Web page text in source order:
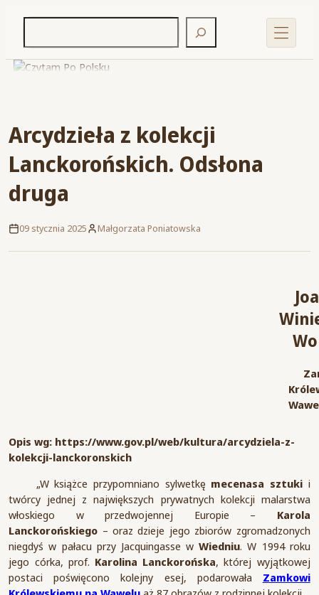
Arcydzieła z kolekcji
Lanckorońskich. Odsłona
druga
09 stycznia 2025 Małgorzata Poniatowska
Opis wg: https://www.gov.pl/web/kultura/arcydziela-z-
kolekcji-lanckoronskich
„W książce przypomniano sylwetkę mecenasa sztuki i
twórcy jednej z największych prywatnych kolekcji malarstwa
włoskiego w przedwojennej Europie – Karola
Lanckorońskiego – oraz dzieje jego zbiorów zgromadzonych
niegdyś w pałacu przy Jacquingasse wWiedniu. W 1994 roku
jego córka, prof. Karolina Lanckorońska, której wyjątkowej
postaci poświęcono kolejny esej, podarowała Zamkowi